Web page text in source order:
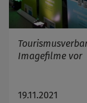
Imagefilme vor
19.11.2021